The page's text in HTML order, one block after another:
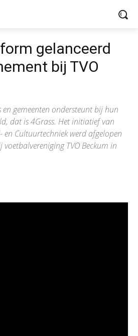
gelanceerd
bij TVO
gemeenten ondersteunt bij hun
dat is 4Grass. Het initiatief van
en Cultuurtechniek werd afgelopen
TVO Beckum in